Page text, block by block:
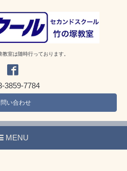
教室は随時行っております。
3859-7784
い合わせ
MENU